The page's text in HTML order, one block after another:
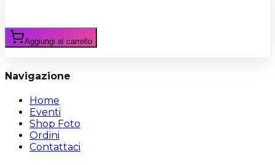
Aggiungi al carrello
Navigazione
Home
Eventi
Shop Foto
Ordini
Contattaci